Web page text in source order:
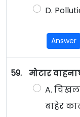
D.
Answer
59.
मोटार
A.
बाहेर